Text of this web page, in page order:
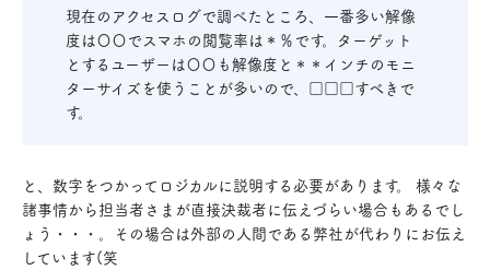
現在のアクセスログで調べたところ、一番多い解像
度は〇〇でスマホの閲覧率は＊％です。ターゲット
とするユーザーは〇〇も解像度と＊＊インチのモニ
ターサイズを使うことが多いので、□□□すべきで
す。
と、数字をつかってロジカルに説明する必要があります。 様々な
諸事情から担当者さまが直接決裁者に伝えづらい場合もあるでし
ょう・・・。その場合は外部の人間である弊社が代わりにお伝え
しています(笑